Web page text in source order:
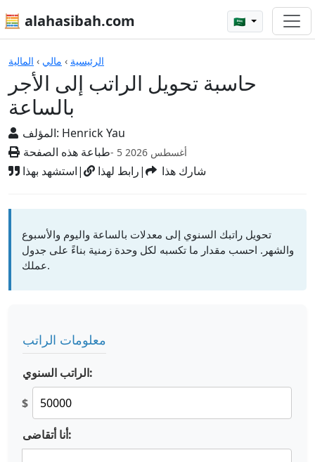
🧮 alahasibah.com 🇸🇦
الرئيسية › مالي › المالية
حاسبة تحويل الراتب إلى الأجر
بالساعة
المؤلف: Henrick Yau
طباعة هذه الصفحة
- 5 أغسطس 2026
استشهد بهذا| رابط لهذا| شارك هذا
الآلات الحاسبة
تحويل راتبك السنوي إلى معدلات بالساعة واليوم والأسبوع
والشهر. احسب مقدار ما تكسبه لكل وحدة زمنية بناءً على جدول
عملك.
معلومات الراتب
الراتب السنوي:
$
أنا أتقاضى: